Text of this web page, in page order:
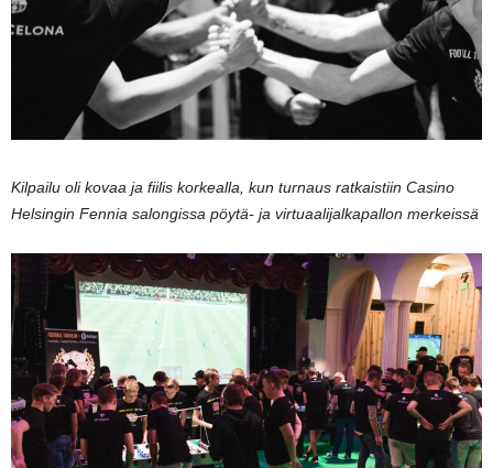
Kilpailu oli kovaa ja fiilis korkealla, kun turnaus ratkaistiin Casino
Helsingin Fennia salongissa pöytä- ja virtuaalijalkapallon merkeissä